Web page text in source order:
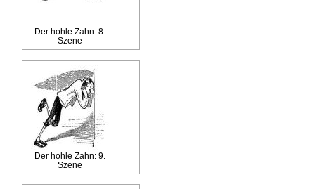
Der hohle Zahn: 8.
Szene
Der hohle Zahn: 9.
Szene